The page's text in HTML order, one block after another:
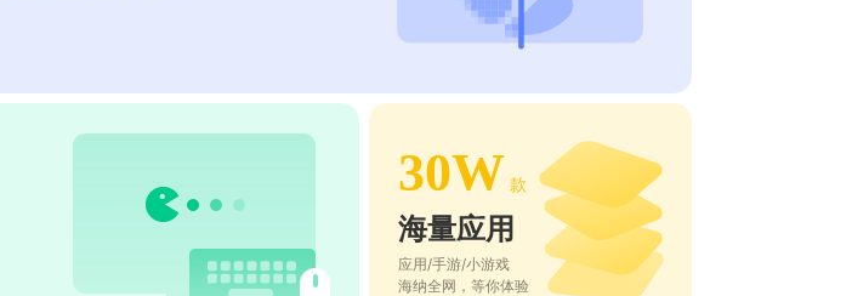
30W 款
海量应用
应用/手游/小游戏
海纳全网，等你体验